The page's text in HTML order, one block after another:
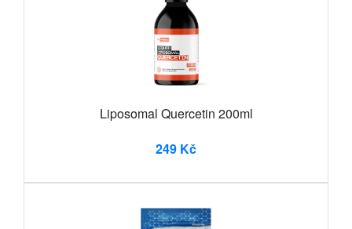
Liposomal Quercetin 200ml
249 Kč